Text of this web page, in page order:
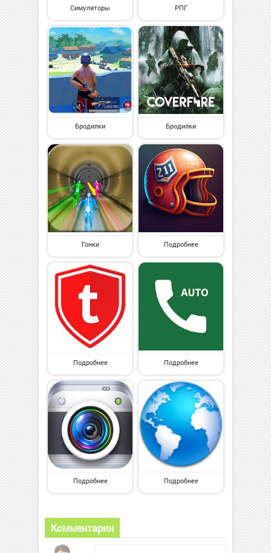
Симуляторы РПГ
Бродилки Бродилки
Гонки Подробнее
Подробнее Подробнее
Подробнее Подробнее
Комментарии